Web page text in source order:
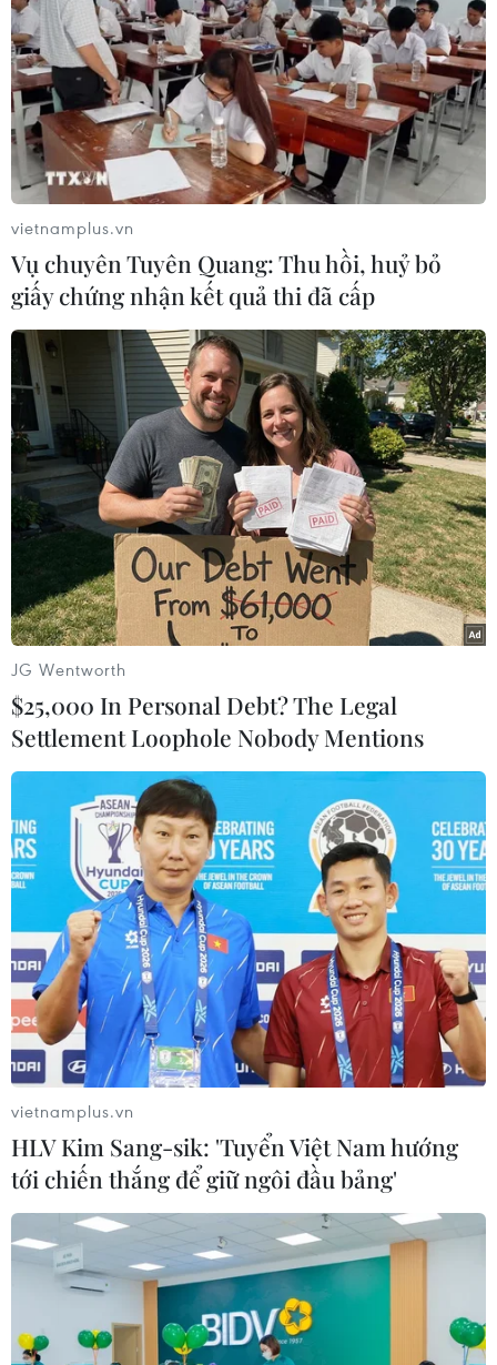
40 tay súng IS thiệt mạng trong các cuộc
không kích của Ai Cập
16/02/2015 10:49
Quân đội Ai Cập xác nhận đã thực hiện đợt oanh kích
có trọng điểm nhằm vào các doanh trại, các địa điểm
tập kết và huấn luyện, cũng như các kho vũ khí của IS
vietnamplus.vn
Vụ chuyên Tuyên Quang: Thu hồi, huỷ bỏ
giấy chứng nhận kết quả thi đã cấp
JG Wentworth
$25,000 In Personal Debt? The Legal
Settlement Loophole Nobody Mentions
vietnamplus.vn
HLV Kim Sang-sik: 'Tuyển Việt Nam hướng
tới chiến thắng để giữ ngôi đầu bảng'